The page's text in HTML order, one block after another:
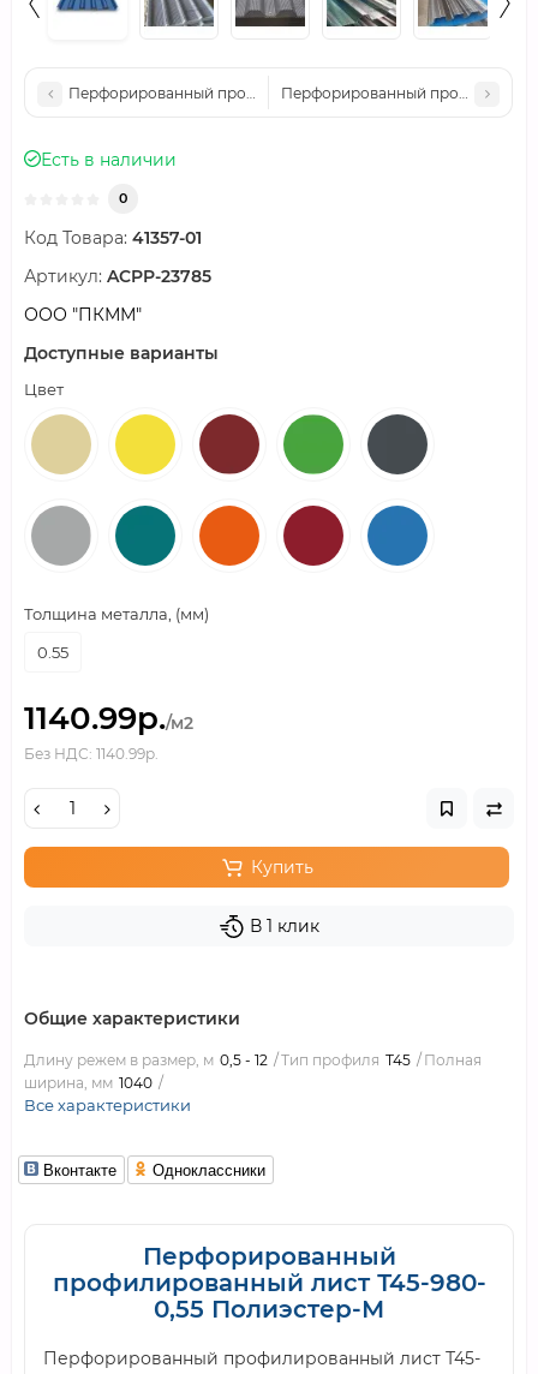
Перфорированный профилированный лист Т45-980-0,5
Перфорированный
Есть в наличии
0
Код Товара: 41357-01
Артикул: ACPP-23785
ООО "ПКММ"
Доступные варианты
Цвет
Толщина металла, (мм)
0.55
1140.99р./м2
Без НДС: 1140.99р.
Купить
В 1 клик
Общие характеристики
Длину режем в размер, м 0,5 - 12 Тип профиля Т45
Полная
ширина, мм 1040
Все характеристики
Вконтакте Одноклассники
Перфорированный
профилированный лист Т45-980-
0,55 Полиэстер-М
Перфорированный профилированный лист Т45-